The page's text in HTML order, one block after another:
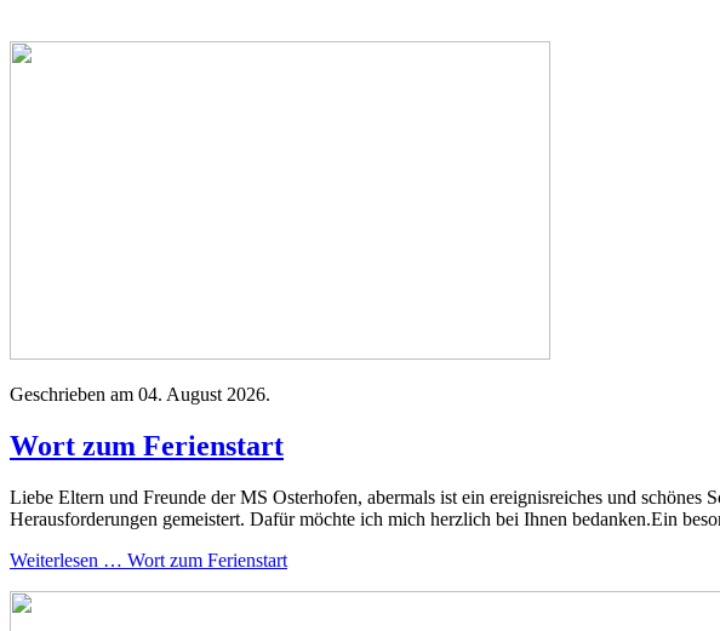
Geschrieben am 04. August 2026.
Wort zum Ferienstart
Liebe Eltern und Freunde der MS Osterhofen, abermals ist ein ereignisreiches und
Herausforderungen gemeistert. Dafür möchte ich mich herzlich bei Ihnen bedanken.Ein
Weiterlesen … Wort zum Ferienstart